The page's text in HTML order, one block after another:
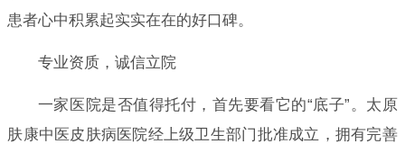
患者心中积累起实实在在的好口碑。
专业资质，诚信立院
一家医院是否值得托付，首先要看它的“底子”。太原
肤康中医皮肤病医院经上级卫生部门批准成立，拥有完善